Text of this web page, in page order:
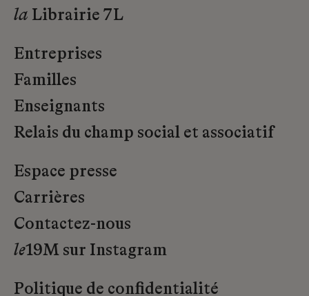
la Librairie 7L
Entreprises
Familles
Enseignants
Relais du champ social et associatif
Espace presse
Carrières
Contactez-nous
le19M sur Instagram
Politique de confidentialité